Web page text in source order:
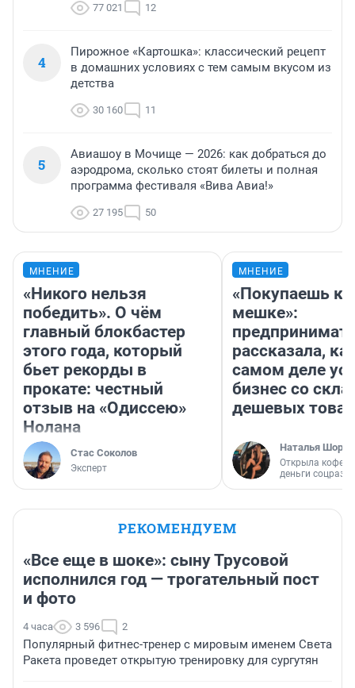
77 021 12
4
Пирожное «Картошка»: классический рецепт
в домашних условиях с тем самым вкусом из
детства
30 160 11
5
Авиашоу в Мочище — 2026: как добраться до
аэродрома, сколько стоят билеты и полная
программа фестиваля «Вива Авиа!»
27 195 50
МНЕНИЕ
«Никого нельзя
победить». О чём
главный блокбастер
этого года, который
бьет рекорды в
прокате: честный
отзыв на «Одиссею»
Нолана
Стас Соколов
Эксперт
МНЕНИЕ
«Покупаешь
мешке»:
рассказала,
самом деле
бизнес со
дешевых
Наталья
Открыла
деньги
РЕКОМЕНДУЕМ
«Все еще в шоке»: сыну Трусовой
исполнился год — трогательный пост
и фото
4 часа 3 596 2
Популярный фитнес-тренер с мировым именем Света
Ракета проведет открытую тренировку для сургутян